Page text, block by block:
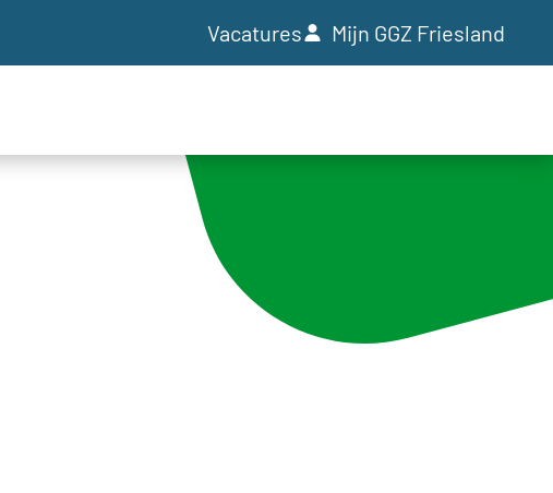
Vacatures Mijn GGZ Friesland